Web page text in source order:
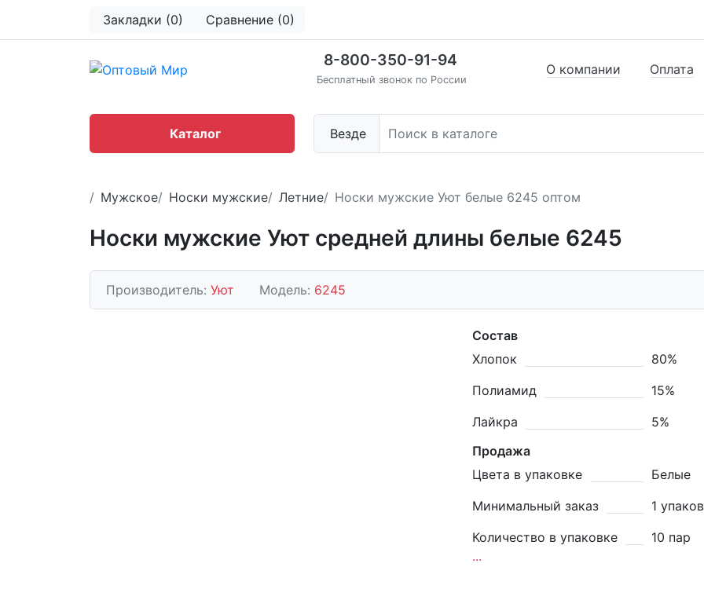
Закладки (0) Сравнение (0)
8-800-350-91-94
Бесплатный звонок по России
Везде
О компании Оплата
Каталог
Мужское Носки мужские Летние Носки мужские Уют белые 6245 оптом
Носки мужские Уют средней длины белые 6245
Производитель: Уют Модель: 6245
Состав
Хлопок
80%
Полиамид
15%
Лайкра
5%
Продажа
Цвета в упаковке
Белые
Минимальный заказ
1
Количество в упаковке
10 пар
...